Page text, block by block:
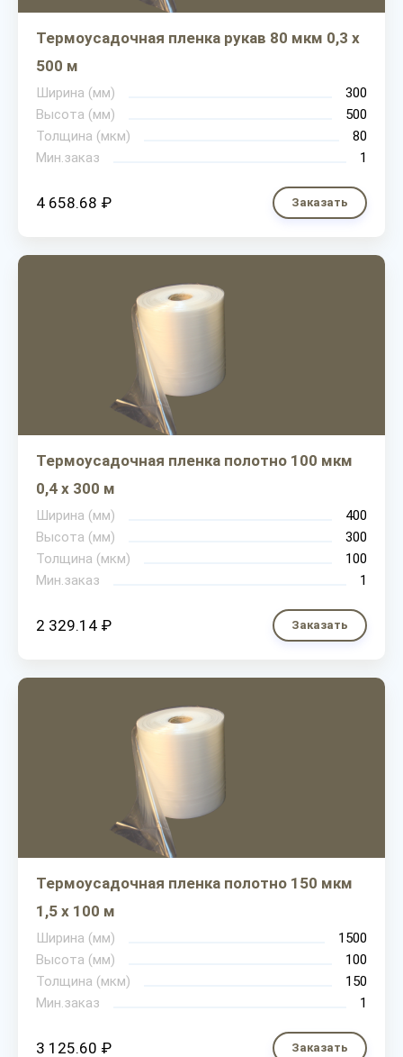
Термоусадочная пленка рукав 80 мкм 0,3 х
500 м
Ширина (мм)
300
Высота (мм)
500
Толщина (мкм)
80
Мин.заказ
1
4 658.68 ₽ Заказать
Термоусадочная пленка полотно 100 мкм
0,4 х 300 м
Ширина (мм)
400
Высота (мм)
300
Толщина (мкм)
100
Мин.заказ
1
2 329.14 ₽ Заказать
Термоусадочная пленка полотно 150 мкм
1,5 х 100 м
Ширина (мм)
1500
Высота (мм)
100
Толщина (мкм)
150
Мин.заказ
1
3 125.60 ₽ Заказать